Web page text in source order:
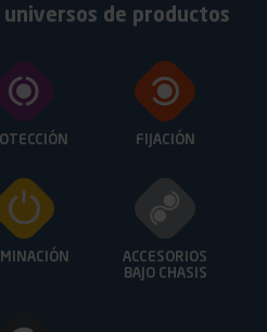
de productos
FIJACIÓN
ACCESORIOS
BAJO CHASIS